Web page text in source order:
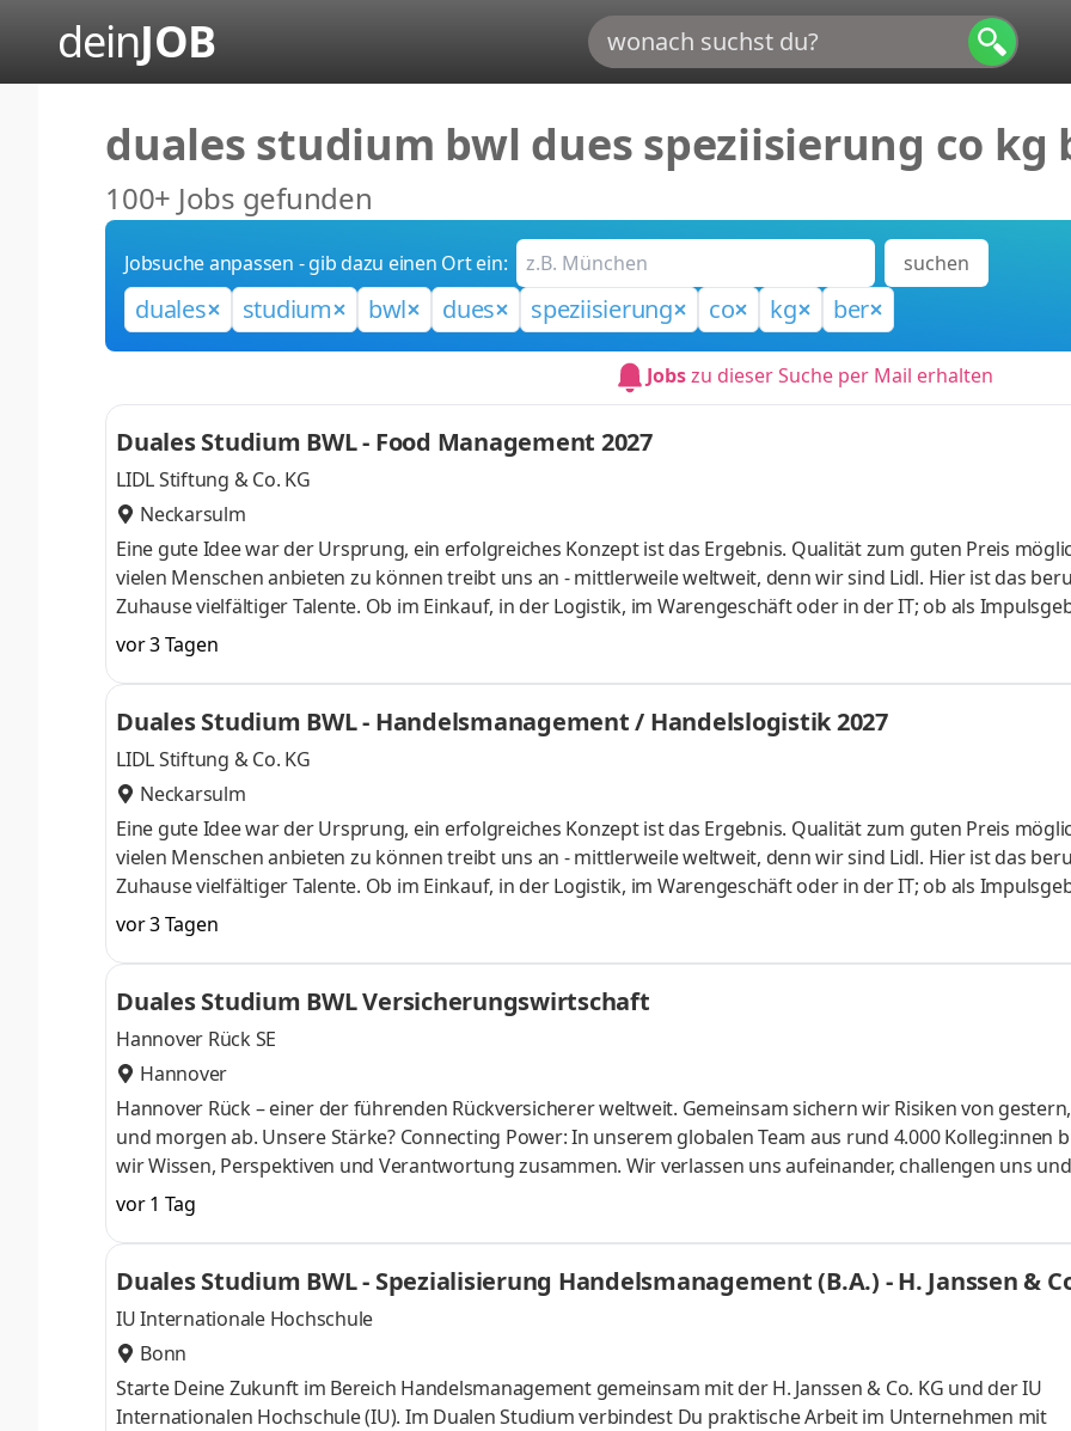
deinJOB
duales studium bwl dues speziisierung co kg
100+ Jobs gefunden
Jobsuche anpassen - gib dazu einen Ort ein: suchen
duales studium bwl dues speziisierung co kg ber
Jobszu dieser Suche per Mail erhalten
Duales Studium BWL - Food Management 2027
LIDL Stiftung & Co. KG
Neckarsulm
Eine gute Idee war der Ursprung, ein erfolgreiches Konzept ist das Ergebnis. Qualität zum guten Preis
vielen Menschen anbieten zu können treibt uns an - mittlerweile weltweit, denn wir sind Lidl. Hier ist das
Zuhause vielfältiger Talente. Ob im Einkauf, in der Logistik, im Warengeschäft oder in der IT; ob als
Gestalter oder Dienstleister der Länder. Wir suchen Anpacker, Durchstarter, Möglichmacher und bieten
Aufgaben und Projekte in einem dynamischen und internationalen Umfeld. Bei Lidl findet jeder seine
Herausforderung. Denn Lidl lohnt sich. Dein duales Studium startet am 1. September 2027 mit einem
Begrüßungsmonat bei der L
vor 3 Tagen
Duales Studium BWL - Handelsmanagement / Handelslogistik 2027
LIDL Stiftung & Co. KG
Neckarsulm
Eine gute Idee war der Ursprung, ein erfolgreiches Konzept ist das Ergebnis. Qualität zum guten Preis
vielen Menschen anbieten zu können treibt uns an - mittlerweile weltweit, denn wir sind Lidl. Hier ist das
Zuhause vielfältiger Talente. Ob im Einkauf, in der Logistik, im Warengeschäft oder in der IT; ob als
Gestalter oder Dienstleister der Länder. Wir suchen Anpacker, Durchstarter, Möglichmacher und bieten
Aufgaben und Projekte in einem dynamischen und internationalen Umfeld. Bei Lidl findet jeder seine
Herausforderung. Denn Lidl lohnt sich. Dein duales Studium startet am 1. September 2027 mit einem
Begrüßungsmonat bei der L
vor 3 Tagen
Duales Studium BWL Versicherungswirtschaft
Hannover Rück SE
Hannover
Hannover Rück – einer der führenden Rück­versicherer welt­weit. Gemein­sam sichern wir Risiken von
und morgen ab. Unsere Stärke? Connecting Power: In unserem globalen Team aus rund 4.000 Kolleg:innen
wir Wissen, Perspektiven und Verant­wortung zusammen. Wir verlassen uns aufeinander, challengen uns und
entwickeln uns sowie unsere Services und Produkte konti­nuierlich weiter. Ob Modelle für
digitale Tools oder prag­matische Lösungen für unsere Kunden: Bei uns kannst du dein Know-how ein­bringen
mit­gestalten. Klingt gut? Lerne uns als verlässlichen Arbeitgeber kennen und finde deinen Platz bei uns.
Du kannst dich nicht zwischen Au
vor 1 Tag
Duales Studium BWL - Spezialisierung Handelsmanagement (B.A.) - H. Janssen &
IU Internationale Hochschule
Bonn
Starte Deine Zukunft im Bereich Handelsmanagement gemeinsam mit der H. Janssen & Co. KG und der IU
Internationalen Hochschule (IU). Im Dualen Studium verbindest Du praktische Arbeit im Unternehmen mit